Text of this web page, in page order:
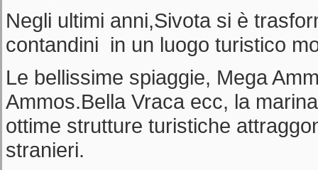
Negli ultimi anni,Sivota si è
contandini in un luogo turistico
Le bellissime spiaggie, Mega
Ammos.Bella Vraca ecc, la
ottime strutture turistiche
stranieri.